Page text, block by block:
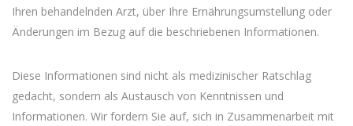
Ihren behandelnden Arzt, über Ihre Ernährungsumstellung oder
Änderungen im Bezug auf die beschriebenen Informationen.
Diese Informationen sind nicht als medizinischer Ratschlag
gedacht, sondern als Austausch von Kenntnissen und
Informationen. Wir fordern Sie auf, sich in Zusammenarbeit mit